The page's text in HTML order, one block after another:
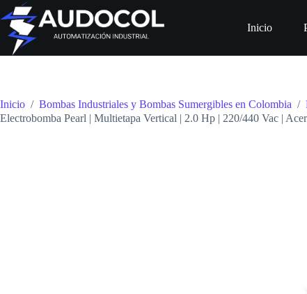
Saltar
al
contenido
Inicio
Inicio / Bombas Industriales y Bombas Sumergibles en Colombia /
Electrobomba Pearl | Multietapa Vertical | 2.0 Hp | 220/440 Vac |